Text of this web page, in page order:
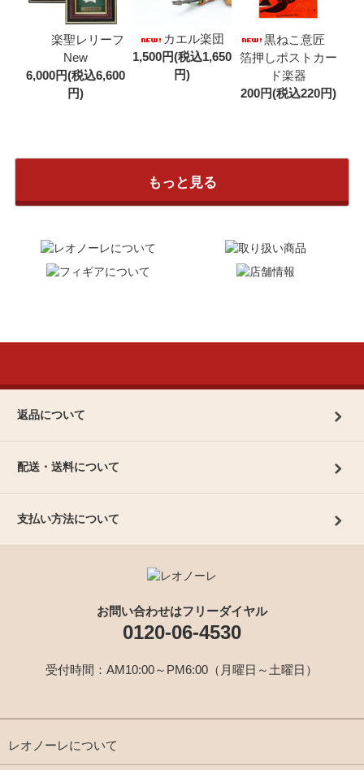
楽聖レリーフ
New
6,000円(税込6,600
円)
カエル楽団
1,500円(税込1,650
円)
黒ねこ意匠
箔押しポストカー
ド楽器
200円(税込220円)
もっと見る
返品について
配送・送料について
支払い方法について
お問い合わせはフリーダイヤル
0120-06-4530
受付時間：AM10:00～PM6:00（月曜日～土曜日）
レオノーレについて